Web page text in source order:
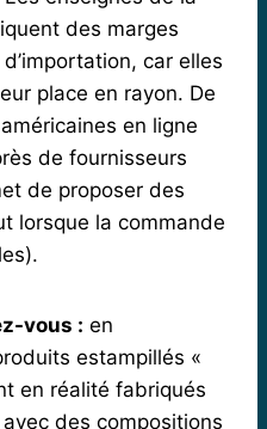
des marges
car elles
place en rayon. De
en ligne
de fournisseurs
de proposer des
lorsque la commande
vous : en
estampillés «
en réalité fabriqués
des compositions